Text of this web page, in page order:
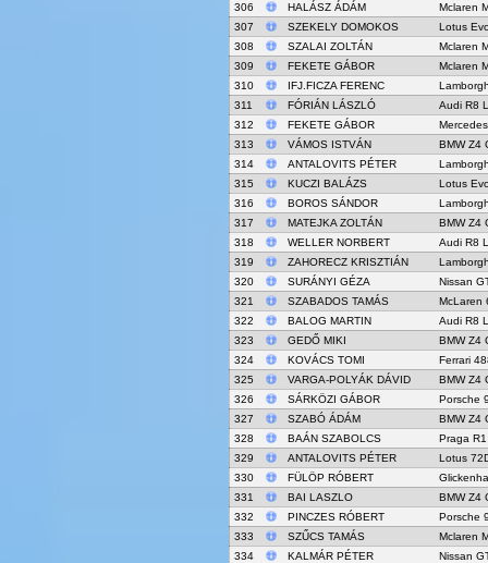
306
HALÁSZ ÁDÁM
Mclaren
307
SZEKELY DOMOKOS
Lotus
308
SZALAI ZOLTÁN
Mclaren
309
FEKETE GÁBOR
Mclaren
310
IFJ.FICZA FERENC
311
FÓRIÁN LÁSZLÓ
Audi R8
312
FEKETE GÁBOR
313
VÁMOS ISTVÁN
BMW Z4
314
ANTALOVITS PÉTER
315
KUCZI BALÁZS
Lotus
316
BOROS SÁNDOR
317
MATEJKA ZOLTÁN
BMW Z4
318
WELLER NORBERT
Audi R8
319
ZAHORECZ KRISZTIÁN
320
SURÁNYI GÉZA
Nissan
321
SZABADOS TAMÁS
McLaren
322
BALOG MARTIN
Audi R8
323
GEDŐ MIKI
BMW Z4
324
KOVÁCS TOMI
Ferrari
325
VARGA-POLYÁK DÁVID
BMW Z4
326
SÁRKÖZI GÁBOR
Porsche
327
SZABÓ ÁDÁM
BMW Z4
328
BAÁN SZABOLCS
Praga R1
329
ANTALOVITS PÉTER
Lotus
330
FÜLÖP RÓBERT
331
BAI LASZLO
BMW Z4
332
PINCZES RÓBERT
Porsche
333
SZŰCS TAMÁS
Mclaren
334
KALMÁR PÉTER
Nissan